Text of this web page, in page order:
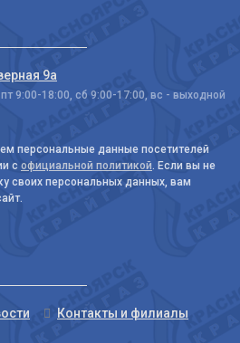
9а
9:00-18:00, сб 9:00-17:00, вс - выходной
персональные данные посетителей
с официальной политикой. Если вы не
своих персональных данных, вам
Контакты и филиалы